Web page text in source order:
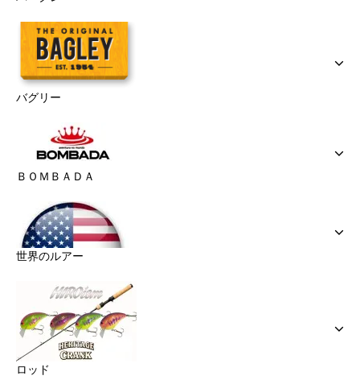
バグリー
ＢＯＭＢＡＤＡ
世界のルアー
ロッド